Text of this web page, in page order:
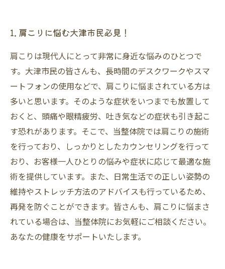
1. 肩こりに悩む大津市民必見！
肩こりは現代人にとって非常に身近な悩みのひとつで
す。大津市民の皆さんも、長時間のデスクワークやスマ
ートフォンの使用などで、肩こりに悩まされている方は
多いと思います。そのような症状をいつまでも放置して
おくと、頭痛や眼精疲労、吐き気などの症状も引き起こ
す恐れがあります。そこで、当整体院では肩こりの施術
を行っており、しっかりとしたカウンセリングを行って
おり、お客様一人ひとりの悩みや症状に応じて最適な施
術を提供しています。また、日常生活での正しい姿勢の
維持やストレッチ方法のアドバイスも行っているため、
再発を防ぐことができます。皆さんも、肩こりに悩まさ
れている場合は、当整体院にお気軽にご相談ください。
あなたの健康をサポートいたします。